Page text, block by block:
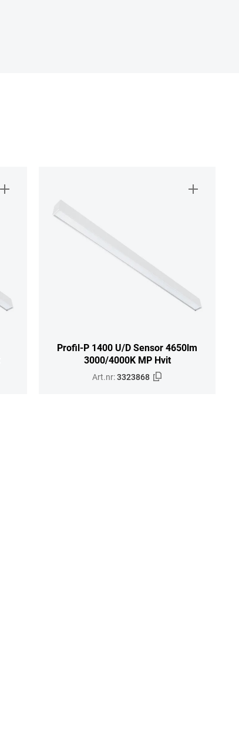
Profil-P 1400 U/D Sensor 4650lm
3000/4000K MP Hvit
Art.nr:3323868